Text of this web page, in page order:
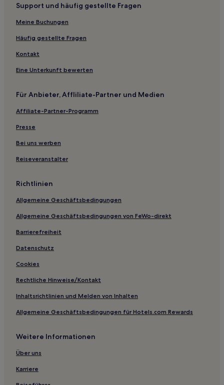
Haustierfreundliche in Schleswig-Holstein
Hotels mit Parkplatz in Schleswig-Holstein
Hotels mit Küchenzeile in Schleswig-Holstein
Business in Schleswig-Holstein
Familien in Mitte
Hotels mit Parkplatz in Geltinger Bucht
Haustierfreundliche in Oberselk
Hotels mit Parkplatz in Ravensberg - Brunswik - Düsternbrook
Hotels mit Parkplatz in Holm
Familien in Holm
Schleswig Hotels
Osterrade Hotels
Hotels nahe Hundestrand Falckenstein
Lottorf Hotels
Stoltebüll Hotels
Kiel Hotels
Hotels nahe Christian-Albrechts-Universität zu Kiel
Eckernförde Hotels
Hotels nahe Opernhaus Kiel
Götheby Hotels
Lutzhöft Hotels
Süderbrarup Hotels
Support und häufig gestellte Fragen
Meine Buchungen
Häufig gestellte Fragen
Kontakt
Eine Unterkunft bewerten
Für Anbieter, Affliliate-Partner und Medien
Affiliate-Partner-Programm
Presse
Bei uns werben
Reiseveranstalter
Richtlinien
Allgemeine Geschäftsbedingungen
Allgemeine Geschäftsbedingungen von FeWo-direkt
Barrierefreiheit
Datenschutz
Cookies
Rechtliche Hinweise/Kontakt
Inhaltsrichtlinien und Melden von Inhalten
Allgemeine Geschäftsbedingungen für Hotels.com Rewards
Weitere Informationen
Über uns
Karriere